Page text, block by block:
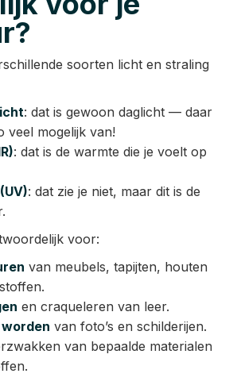
soorten licht en straling
: dat is gewoon daglicht — daar
veel mogelijk van!
: dat is de warmte die je voelt op
: dat zie je niet, maar dit is de
voor:
van meubels, tapijten, houten
en craqueleren van leer.
van foto’s en schilderijen.
van bepaalde materialen